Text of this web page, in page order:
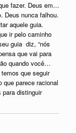
fazer. Deus em…
Deus nunca falhou.
aquele guia.
ir pelo caminho
guia diz, “nós
que vai para
quando você…
que seguir
que parece racional
distinguir